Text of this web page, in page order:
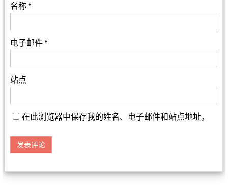
名称*
电子邮件*
站点
在此浏览器中保存我的姓名、电子邮件和站点地址。